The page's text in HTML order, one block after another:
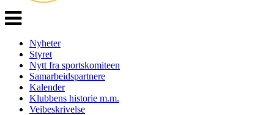
Veksle
navigasjon
Nyheter
Styret
Nytt fra sportskomiteen
Samarbeidspartnere
Kalender
Klubbens historie m.m.
Veibeskrivelse